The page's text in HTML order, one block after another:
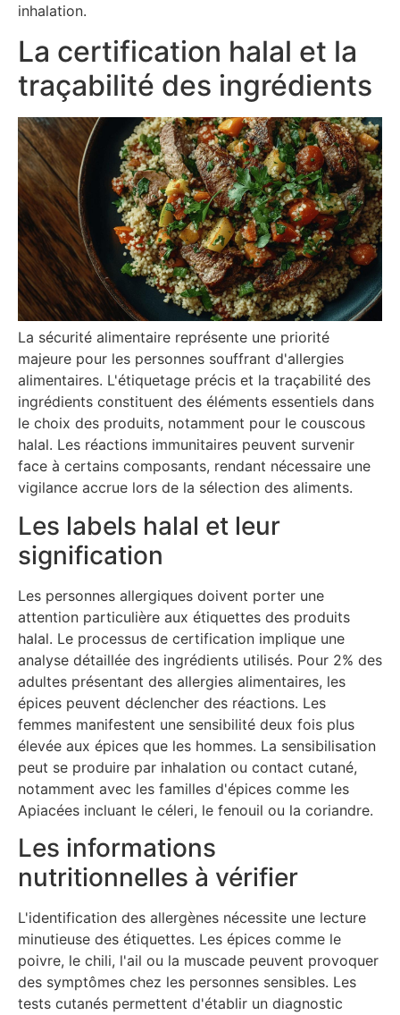
inhalation.
La certification halal et la
traçabilité des ingrédients
La sécurité alimentaire représente une priorité
majeure pour les personnes souffrant d'allergies
alimentaires. L'étiquetage précis et la traçabilité des
ingrédients constituent des éléments essentiels dans
le choix des produits, notamment pour le couscous
halal. Les réactions immunitaires peuvent survenir
face à certains composants, rendant nécessaire une
vigilance accrue lors de la sélection des aliments.
Les labels halal et leur
signification
Les personnes allergiques doivent porter une
attention particulière aux étiquettes des produits
halal. Le processus de certification implique une
analyse détaillée des ingrédients utilisés. Pour 2% des
adultes présentant des allergies alimentaires, les
épices peuvent déclencher des réactions. Les
femmes manifestent une sensibilité deux fois plus
élevée aux épices que les hommes. La sensibilisation
peut se produire par inhalation ou contact cutané,
notamment avec les familles d'épices comme les
Apiacées incluant le céleri, le fenouil ou la coriandre.
Les informations
nutritionnelles à vérifier
L'identification des allergènes nécessite une lecture
minutieuse des étiquettes. Les épices comme le
poivre, le chili, l'ail ou la muscade peuvent provoquer
des symptômes chez les personnes sensibles. Les
tests cutanés permettent d'établir un diagnostic